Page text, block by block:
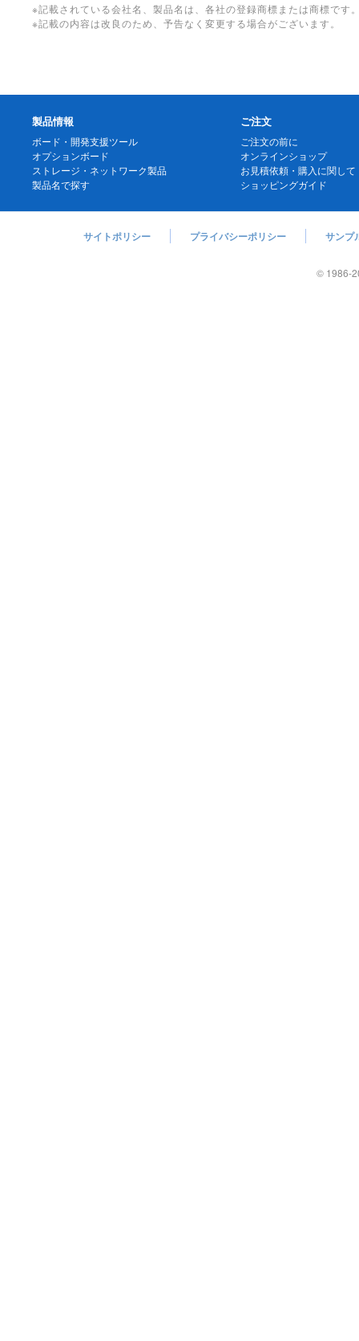
※記載されている会社名、製品名は、各社の登録商標または商標です
※記載の内容は改良のため、予告なく変更する場合がございます。
製品情報
ボード・開発支援ツール
オプションボード
ストレージ・ネットワーク製品
製品名で探す
ご注文
ご注文の前に
オンラインショップ
お見積依頼・購入に関して
ショッピングガイド
サイトポリシー プライバシーポリシー サンプ
© 1986-